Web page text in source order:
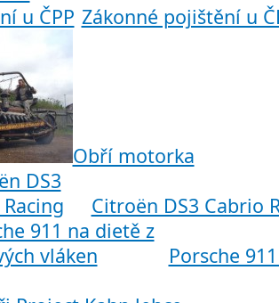
Zákonné pojištění u
Obří motorka
Citroën DS3 Cabrio
Porsche